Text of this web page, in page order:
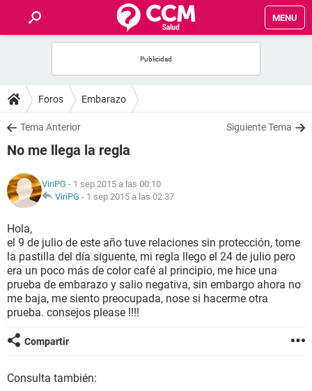
MENU
FOROS
SALUD
NUTRICIÓN
BIENESTAR
SEXUALIDAD
GLOSARIO
Foros Embarazo
Tema Anterior Siguiente Tema
No me llega la regla
ViriPG - 1 sep 2015 a las 00:10
ViriPG - 1 sep 2015 a las 02:37
Hola,
el 9 de julio de este año tuve relaciones sin protección, tome
la pastilla del día siguente, mi regla llego el 24 de julio pero
era un poco más de color café al principio, me hice una
prueba de embarazo y salio negativa, sin embargo ahora no
me baja, me siento preocupada, nose si hacerme otra
prueba. consejos please !!!!
Compartir
Consulta también: